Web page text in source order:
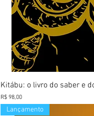
Kitábu: o livro do saber e
Preço
R$ 98,00
Lançamento